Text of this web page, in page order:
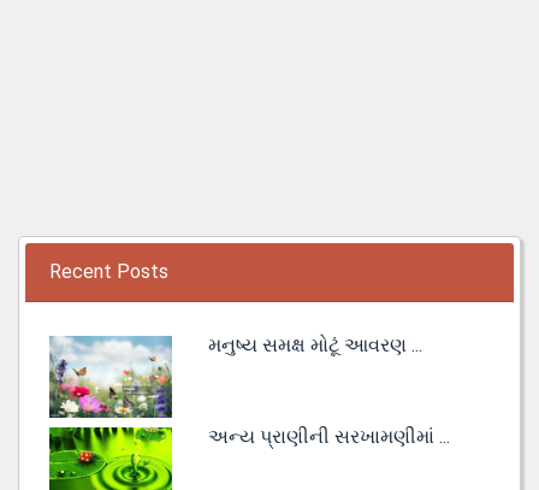
Recent Posts
મનુષ્ય સમક્ષ મોટૂં આવરણ ...
અન્ય પ્રાણીની સરખામણીમાં ...